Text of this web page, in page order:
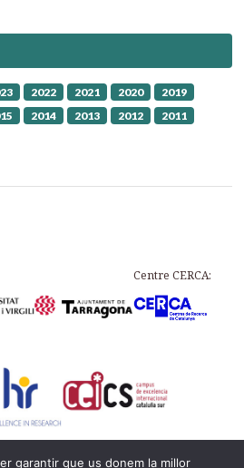
2022 2021 2020
2019
2014 2013 2012
2011
Centre CERCA:
garantir que us donem la millor